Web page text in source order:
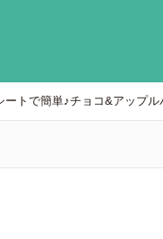
ートで簡単♪チョコ&アップル